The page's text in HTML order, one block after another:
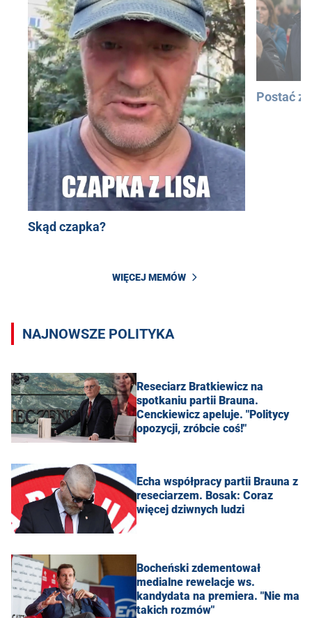
Skąd czapka?
Postać
WIĘCEJ MEMÓW
NAJNOWSZE POLITYKA
Reseciarz Bratkiewicz na
spotkaniu partii Brauna.
Cenckiewicz apeluje. "Politycy
opozycji, zróbcie coś!"
Echa współpracy partii Brauna z
reseciarzem. Bosak: Coraz
więcej dziwnych ludzi
Bocheński zdementował
medialne rewelacje ws.
kandydata na premiera. "Nie ma
takich rozmów"